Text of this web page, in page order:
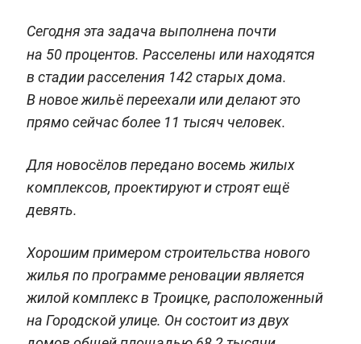
Сегодня эта задача выполнена почти
на 50 процентов. Расселены или находятся
в стадии расселения 142 старых дома.
В новое жильё переехали или делают это
прямо сейчас более 11 тысяч человек.
Для новосёлов передано восемь жилых
комплексов, проектируют и строят ещё
девять.
Хорошим примером строительства нового
жилья по программе реновации является
жилой комплекс в Троицке, расположенный
на Городской улице. Он состоит из двух